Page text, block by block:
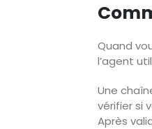
Quand
l’agent
Une
vérifier si
Après